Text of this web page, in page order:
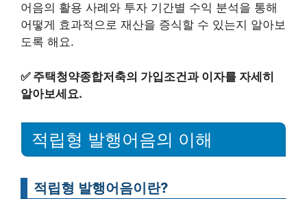
어음의 활용 사례와 투자 기간별 수익 분석을 통해
어떻게 효과적으로 재산을 증식할 수 있는지 알아보
도록 해요.
✅ 주택청약종합저축의 가입조건과 이자를 자세히
알아보세요.
적립형 발행어음의 이해
적립형 발행어음이란?